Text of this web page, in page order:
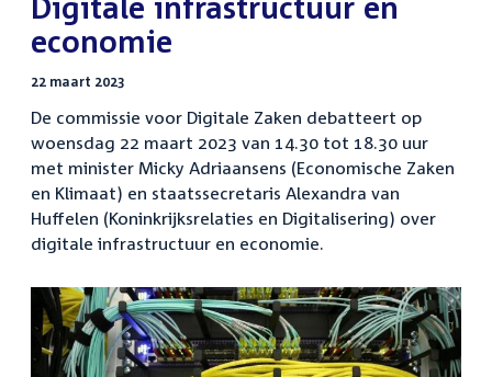
economie
22 maart 2023
De commissie voor Digitale Zaken debatteert op
woensdag 22 maart 2023 van 14.30 tot 18.30 uur
met minister Micky Adriaansens (Economische Zaken
en Klimaat) en staatssecretaris Alexandra van
Huffelen (Koninkrijksrelaties en Digitalisering) over
digitale infrastructuur en economie.